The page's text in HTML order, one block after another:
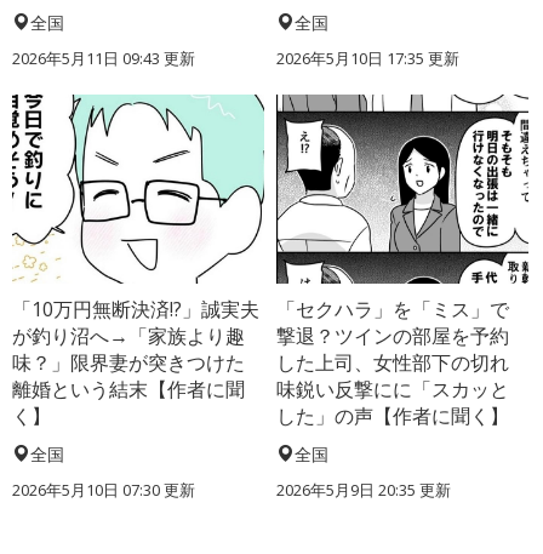
全国
2026年5月11日 09:43 更新
全国
2026年5月10日 17:35 更新
「10万円無断決済!?」誠実夫
が釣り沼へ→「家族より趣
味？」限界妻が突きつけた
離婚という結末【作者に聞
く】
全国
2026年5月10日 07:30 更新
「セクハラ」を「ミス」で
撃退？ツインの部屋を予約
した上司、女性部下の切れ
味鋭い反撃にに「スカッと
した」の声【作者に聞く】
全国
2026年5月9日 20:35 更新